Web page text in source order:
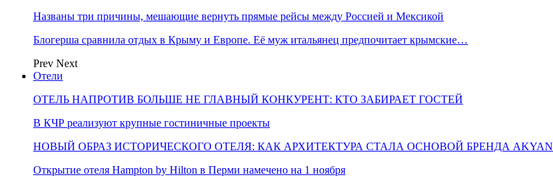
Названы три причины, мешающие вернуть прямые рейсы между Россией и Мексикой
Блогерша сравнила отдых в Крыму и Европе. Её муж итальянец предпочитает крымские…
Prev Next
Отели
ОТЕЛЬ НАПРОТИВ БОЛЬШЕ НЕ ГЛАВНЫЙ КОНКУРЕНТ: КТО ЗАБИРАЕТ ГОСТЕЙ
В КЧР реализуют крупные гостиничные проекты
НОВЫЙ ОБРАЗ ИСТОРИЧЕСКОГО ОТЕЛЯ: КАК АРХИТЕКТУРА СТАЛА ОСНОВОЙ БРЕНДА AKYAN
Открытие отеля Hampton by Hilton в Перми намечено на 1 ноября